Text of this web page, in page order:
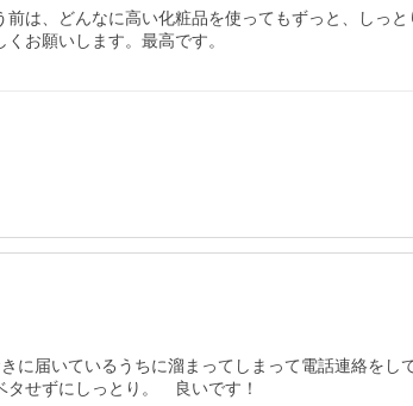
は、どんなに高い化粧品を使ってもずっと、しっ
お願いします。最高です。
届いているうちに溜まってしまって電話連絡をし
せずにしっとり。　良いです！